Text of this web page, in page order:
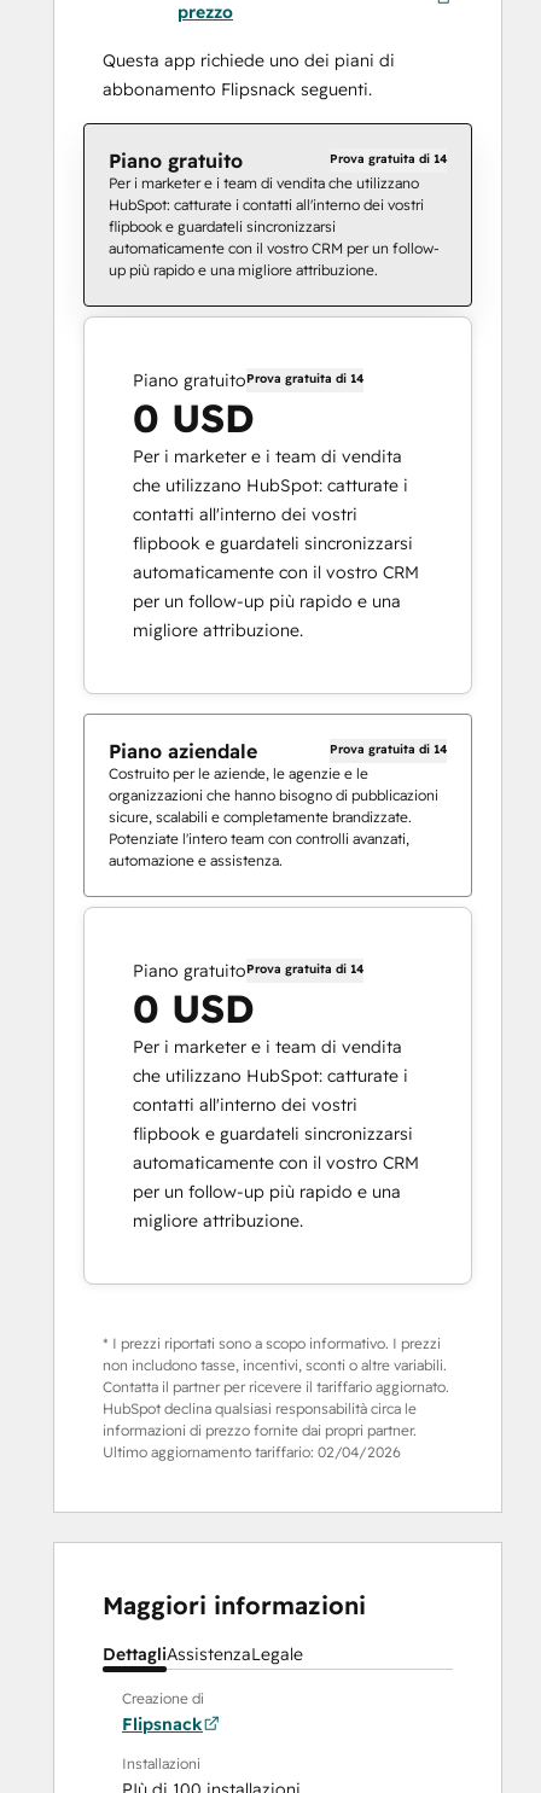
prezzo
Questa app richiede uno dei piani di
abbonamento Flipsnack seguenti.
Piano gratuito Prova gratuita di 14
Per i marketer e i team di vendita che utilizzano
HubSpot: catturate i contatti all'interno dei vostri
flipbook e guardateli sincronizzarsi
automaticamente con il vostro CRM per un follow-
up più rapido e una migliore attribuzione.
Piano gratuitoProva gratuita di 14
0 USD
Per i marketer e i team di vendita
che utilizzano HubSpot: catturate i
contatti all'interno dei vostri
flipbook e guardateli sincronizzarsi
automaticamente con il vostro CRM
per un follow-up più rapido e una
migliore attribuzione.
Piano aziendale Prova gratuita di 14
Costruito per le aziende, le agenzie e le
organizzazioni che hanno bisogno di pubblicazioni
sicure, scalabili e completamente brandizzate.
Potenziate l'intero team con controlli avanzati,
automazione e assistenza.
Piano gratuitoProva gratuita di 14
0 USD
Per i marketer e i team di vendita
che utilizzano HubSpot: catturate i
contatti all'interno dei vostri
flipbook e guardateli sincronizzarsi
automaticamente con il vostro CRM
per un follow-up più rapido e una
migliore attribuzione.
* I prezzi riportati sono a scopo informativo. I prezzi
non includono tasse, incentivi, sconti o altre variabili.
Contatta il partner per ricevere il tariffario aggiornato.
HubSpot declina qualsiasi responsabilità circa le
informazioni di prezzo fornite dai propri partner.
Ultimo aggiornamento tariffario: 02/04/2026
Maggiori informazioni
DettagliAssistenzaLegale
Creazione di
Flipsnack
Installazioni